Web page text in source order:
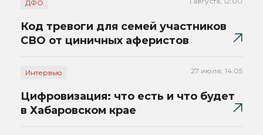
ДФО
Код тревоги для семей участников
СВО от циничных аферистов
Интервью 27 июля, 14:05
Цифровизация: что есть и что будет
в Хабаровском крае